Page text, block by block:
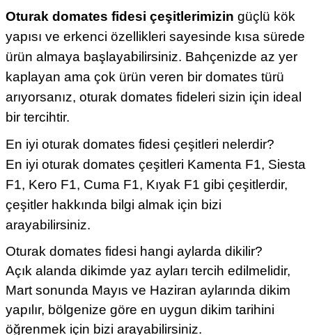
Oturak domates fidesi çeşitlerimizin güçlü kök
yapısı ve erkenci özellikleri sayesinde kısa sürede
ürün almaya başlayabilirsiniz. Bahçenizde az yer
kaplayan ama çok ürün veren bir domates türü
arıyorsanız, oturak domates fideleri sizin için ideal
bir tercihtir.
En iyi oturak domates fidesi çeşitleri nelerdir?
En iyi oturak domates çeşitleri Kamenta F1, Siesta
F1, Kero F1, Cuma F1, Kıyak F1 gibi çeşitlerdir,
çeşitler hakkında bilgi almak için bizi
arayabilirsiniz.
Oturak domates fidesi hangi aylarda dikilir?
Açık alanda dikimde yaz ayları tercih edilmelidir,
Mart sonunda Mayıs ve Haziran aylarında dikim
yapılır, bölgenize göre en uygun dikim tarihini
öğrenmek için bizi arayabilirsiniz.